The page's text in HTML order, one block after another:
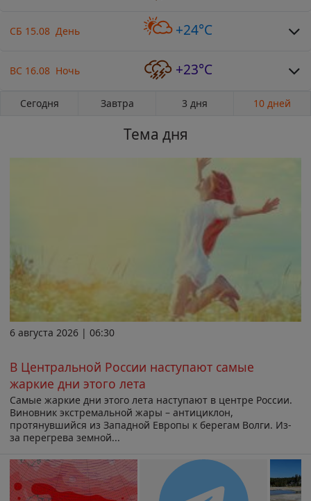
СБ 15.08 День +24°C
ВС 16.08 Ночь +23°C
Сегодня Завтра 3 дня 10 дней
Тема дня
6 августа 2026 | 06:30
В Центральной России наступают самые
жаркие дни этого лета
Самые жаркие дни этого лета наступают в центре России.
Виновник экстремальной жары – антициклон,
протянувшийся из Западной Европы к берегам Волги. Из-
за перегрева земной...